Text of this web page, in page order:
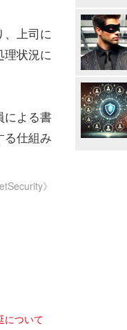
上司に
状況に
による書
る仕組み
》
について